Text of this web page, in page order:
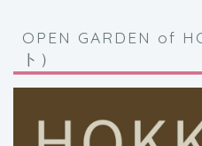
OPEN GARDEN of
ト）